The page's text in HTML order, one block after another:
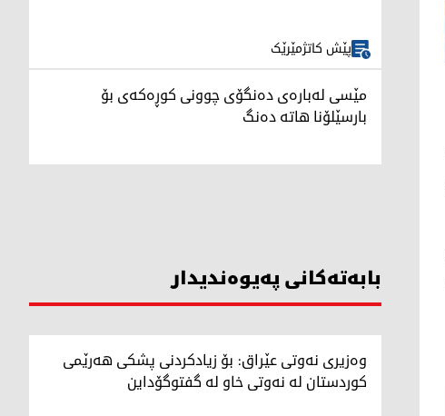
پێش کاتژمێرێک
مێسی لەبارەی دەنگۆی چوونی کوڕەکەی بۆ
بارسێلۆنا هاتە دەنگ
بابەتەکانی پەیوەندیدار
وەزیری نەوتی عێراق: بۆ زیادکردنی پشکی هەرێمی
کوردستان لە نەوتی خاو لە گفتوگۆداین